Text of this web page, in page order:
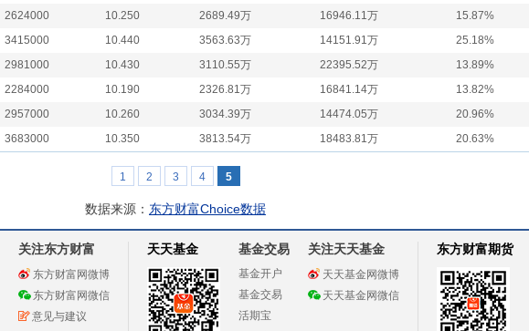
2624000 10.250 2689.49万 16946.11万 15.87%
3415000 10.440 3563.63万 14151.91万 25.18%
2981000 10.430 3110.55万 22395.52万 13.89%
2284000 10.190 2326.81万 16841.14万 13.82%
2957000 10.260 3034.39万 14474.05万 20.96%
3683000 10.350 3813.54万 18483.81万 20.63%
1 2 3 4 5
数据来源： 东方财富Choice数据
关注东方财富
东方财富网微博
东方财富网微信
意见与建议
天天基金 基金交易
基金开户
基金交易
活期宝
关注天天基金
天天基金网微博
天天基金网微信
东方财富期货